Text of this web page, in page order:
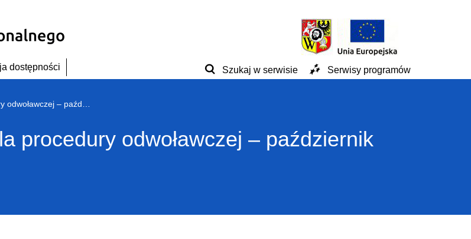
dostępności Szukaj w serwisie Serwisy programów
procedury odwoławczej – październik